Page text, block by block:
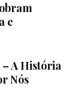
e
A História
Nós